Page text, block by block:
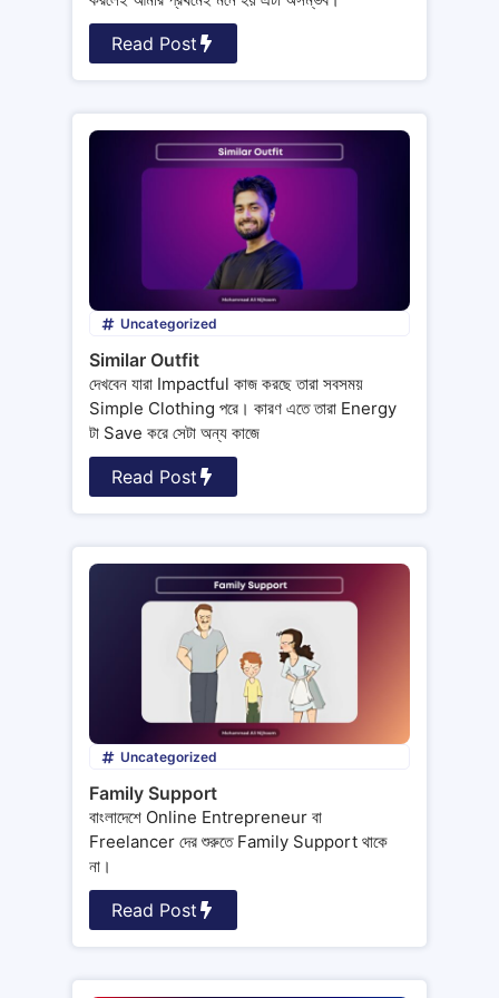
Read Post
Uncategorized
Similar Outfit
দেখবেন যারা Impactful কাজ করছে তারা সবসময়
Simple Clothing পরে। কারণ এতে তারা Energy
টা Save করে সেটা অন্য কাজে
Read Post
Uncategorized
Family Support
বাংলাদেশে Online Entrepreneur বা
Freelancer দের শুরুতে Family Support থাকে
না।
Read Post